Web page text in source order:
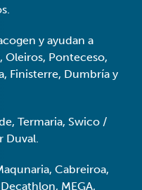
y ayudan a
Oleiros, Ponteceso,
Finisterre, Dumbría y
Termaria, Swico /
Duval.
Cabreiroa,
MEGA,